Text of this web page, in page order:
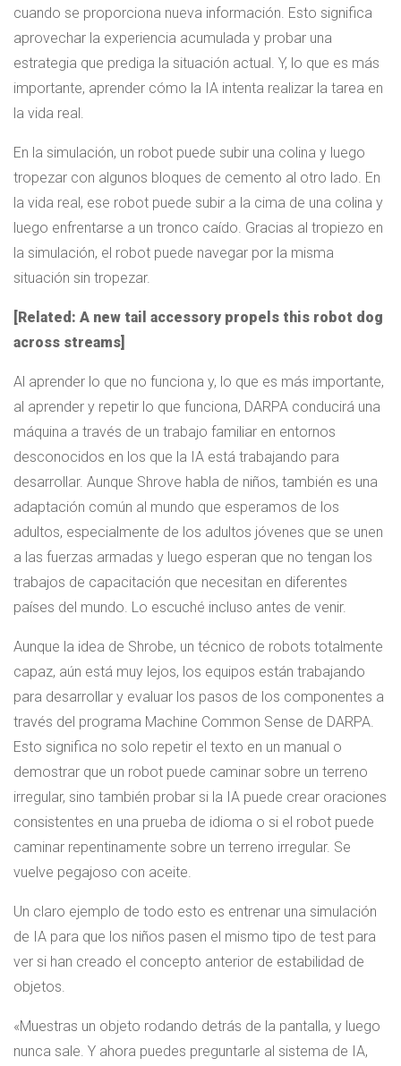
cuando se proporciona nueva información. Esto significa
aprovechar la experiencia acumulada y probar una
estrategia que prediga la situación actual. Y, lo que es más
importante, aprender cómo la IA intenta realizar la tarea en
la vida real.
En la simulación, un robot puede subir una colina y luego
tropezar con algunos bloques de cemento al otro lado. En
la vida real, ese robot puede subir a la cima de una colina y
luego enfrentarse a un tronco caído. Gracias al tropiezo en
la simulación, el robot puede navegar por la misma
situación sin tropezar.
[Related: A new tail accessory propels this robot dog
across streams]
Al aprender lo que no funciona y, lo que es más importante,
al aprender y repetir lo que funciona, DARPA conducirá una
máquina a través de un trabajo familiar en entornos
desconocidos en los que la IA está trabajando para
desarrollar. Aunque Shrove habla de niños, también es una
adaptación común al mundo que esperamos de los
adultos, especialmente de los adultos jóvenes que se unen
a las fuerzas armadas y luego esperan que no tengan los
trabajos de capacitación que necesitan en diferentes
países del mundo. Lo escuché incluso antes de venir.
Aunque la idea de Shrobe, un técnico de robots totalmente
capaz, aún está muy lejos, los equipos están trabajando
para desarrollar y evaluar los pasos de los componentes a
través del programa Machine Common Sense de DARPA.
Esto significa no solo repetir el texto en un manual o
demostrar que un robot puede caminar sobre un terreno
irregular, sino también probar si la IA puede crear oraciones
consistentes en una prueba de idioma o si el robot puede
caminar repentinamente sobre un terreno irregular. Se
vuelve pegajoso con aceite.
Un claro ejemplo de todo esto es entrenar una simulación
de IA para que los niños pasen el mismo tipo de test para
ver si han creado el concepto anterior de estabilidad de
objetos.
«Muestras un objeto rodando detrás de la pantalla, y luego
nunca sale. Y ahora puedes preguntarle al sistema de IA,